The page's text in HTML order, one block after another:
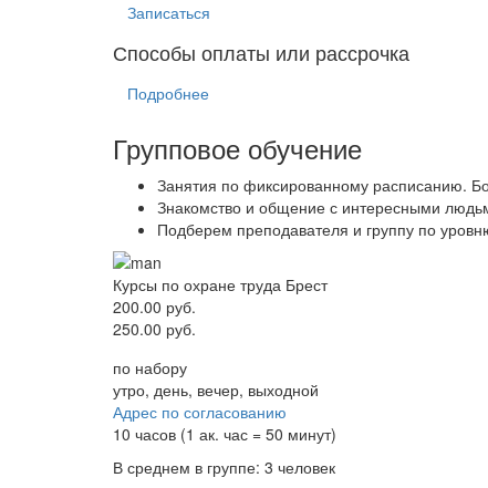
Записаться
Способы оплаты или рассрочка
Подробнее
Групповое обучение
Занятия по фиксированному расписанию.
Знакомство и общение с интересными
Подберем преподавателя и группу по
Курсы по охране труда Брест
200.00 руб.
250.00 руб.
по набору
утро, день, вечер, выходной
Адрес по согласованию
10 часов (1 ак. час = 50 минут)
В среднем в группе: 3 человек